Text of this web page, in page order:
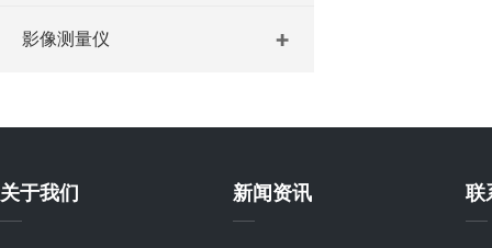
影像测量仪
关于我们 新闻资讯 联